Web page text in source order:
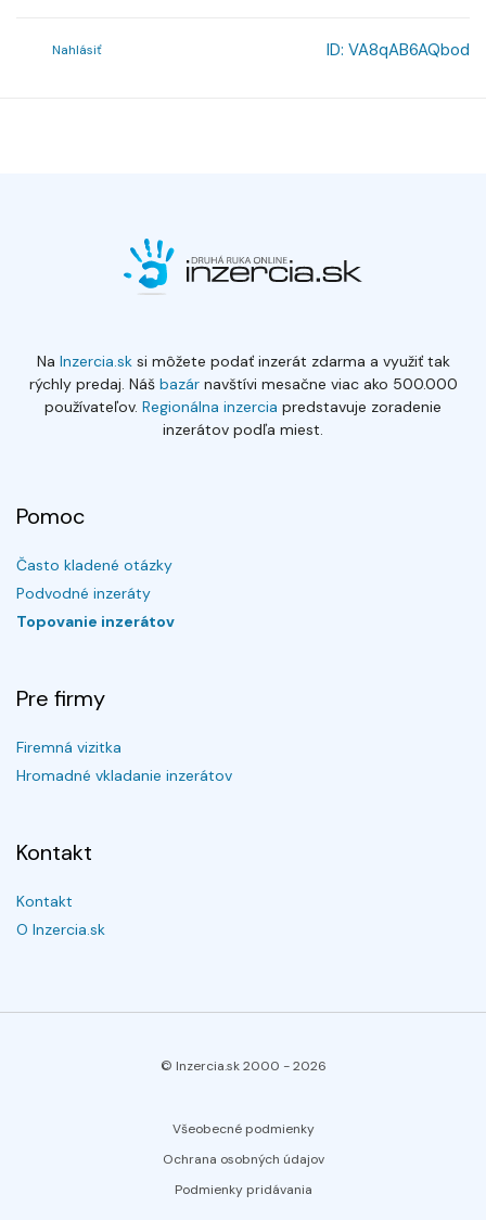
Nahlásiť ID: VA8qAB6AQbod
Na Inzercia.sksi môžete podať inzerát zdarma a využiť tak
rýchly predaj. Náš bazárnavštívi mesačne viac ako 500.000
používateľov. Regionálna inzercia predstavuje zoradenie
inzerátov podľa miest.
Pomoc
Často kladené otázky
Podvodné inzeráty
Topovanie inzerátov
Pre firmy
Firemná vizitka
Hromadné vkladanie inzerátov
Kontakt
Kontakt
O Inzercia.sk
© Inzercia.sk 2000 -2026
Všeobecné podmienky
Ochrana osobných údajov
Podmienky pridávania